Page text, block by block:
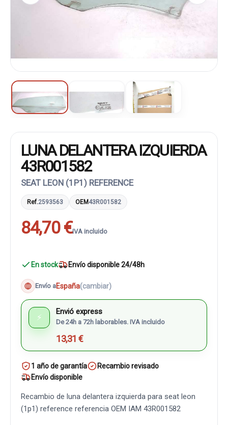
LUNA DELANTERA IZQUIERDA
43R001582
SEAT LEON (1P1) REFERENCE
Ref.2593563 OEM43R001582
84,70 €IVA incluido
En stock Envío disponible 24/48h
Envío aEspaña(cambiar)
⚡
Envió express
De 24h a 72h laborables. IVA incluido
13,31 €
1 año de garantía
Recambio revisado
Envío disponible
Recambio de luna delantera izquierda para seat leon
(1p1) reference referencia OEM IAM 43R001582